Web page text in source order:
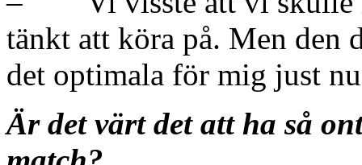
tänkt att köra på. Men den
det optimala för mig just
Är det värt det att ha så